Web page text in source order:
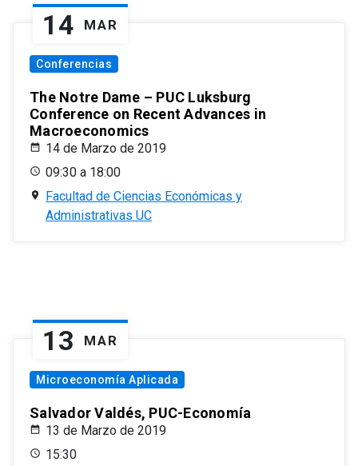
14 MAR
Conferencias
The Notre Dame – PUC Luksburg
Conference on Recent Advances in
Macroeconomics
14 de Marzo de 2019
09:30 a 18:00
Facultad de Ciencias Económicas y
Administrativas UC
13 MAR
Microeconomía Aplicada
Salvador Valdés, PUC-Economía
13 de Marzo de 2019
15:30